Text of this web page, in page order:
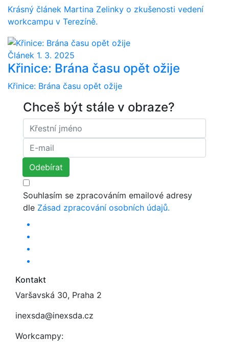
Krásný článek Martina Zelinky o zkušenosti vedení
workcampu v Terezíně.
Článek 1. 3. 2025
Křinice: Brána času opět ožije
Křinice: Brána času opět ožije
Chceš být stále v obraze?
Souhlasím se zpracováním emailové adresy
dle Zásad zpracování osobních údajů.
Kontakt
Varšavská 30, Praha 2
inexsda@inexsda.cz
Workcampy: